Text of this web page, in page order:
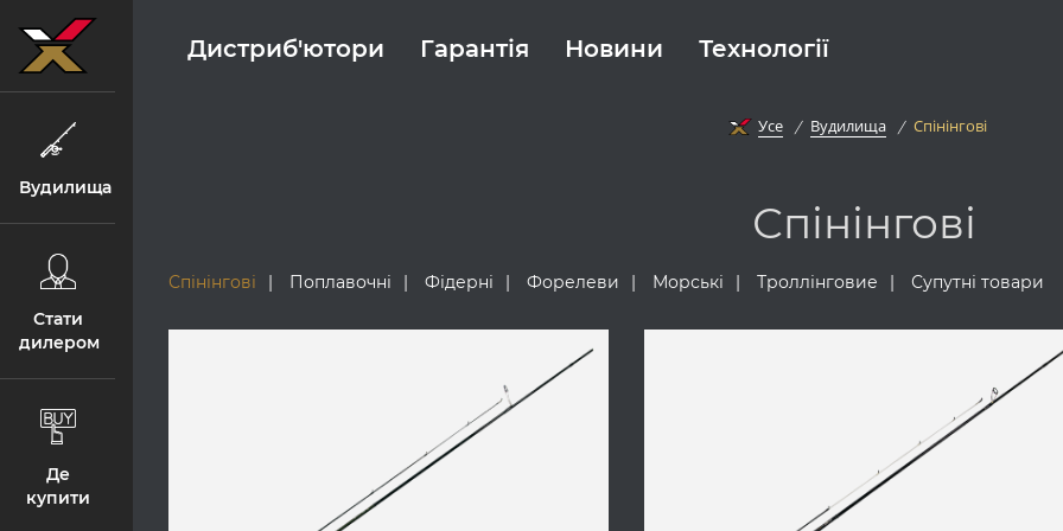
Вудилища
Стати
дилером
Де
купити
Дистриб'ютори Гарантія Новини Технології
Усе Вудилища Спінінгові
Спінінгові
Спінінгові Поплавочні Фідерні Форелеви Морські Троллінговие Супутні товари